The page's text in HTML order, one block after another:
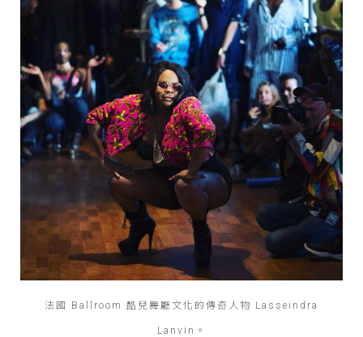
法國 Ballroom 酷兒舞廳文化的傳奇人物 Lasseindra
Lanvin。